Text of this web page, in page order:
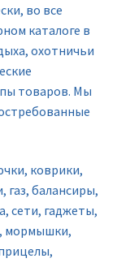
во все
каталоге в
охотничьи
товаров. Мы
коврики,
газ, балансиры,
сети, гаджеты,
мормышки,